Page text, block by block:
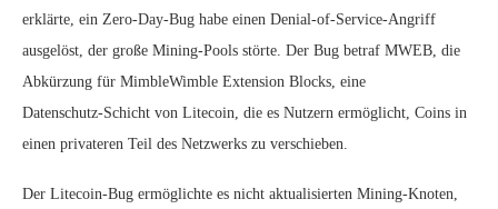
erklärte, ein Zero‑Day‑Bug habe einen Denial‑of‑Service‑Angriff
ausgelöst, der große Mining‑Pools störte. Der Bug betraf MWEB, die
Abkürzung für MimbleWimble Extension Blocks, eine
Datenschutz‑Schicht von Litecoin, die es Nutzern ermöglicht, Coins in
einen privateren Teil des Netzwerks zu verschieben.
Der Litecoin‑Bug ermöglichte es nicht aktualisierten Mining‑Knoten,